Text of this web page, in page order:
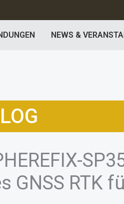
NEWS &
GNSS RTK